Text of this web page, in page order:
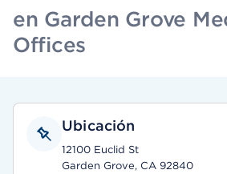
en Garden Grove
Offices
Ubicación
12100 Euclid St
Garden Grove, CA 92840